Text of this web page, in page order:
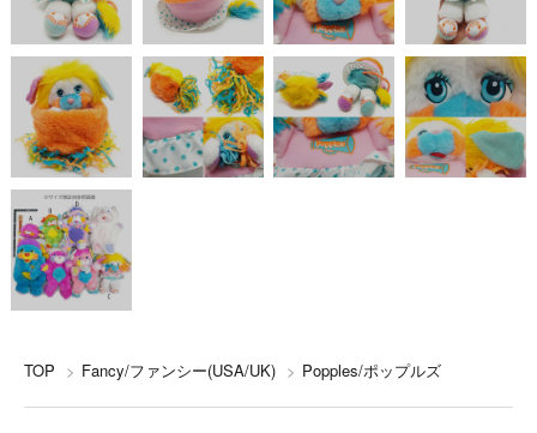
TOP > Fancy/ファンシー(USA/UK) > Popples/ポップルズ